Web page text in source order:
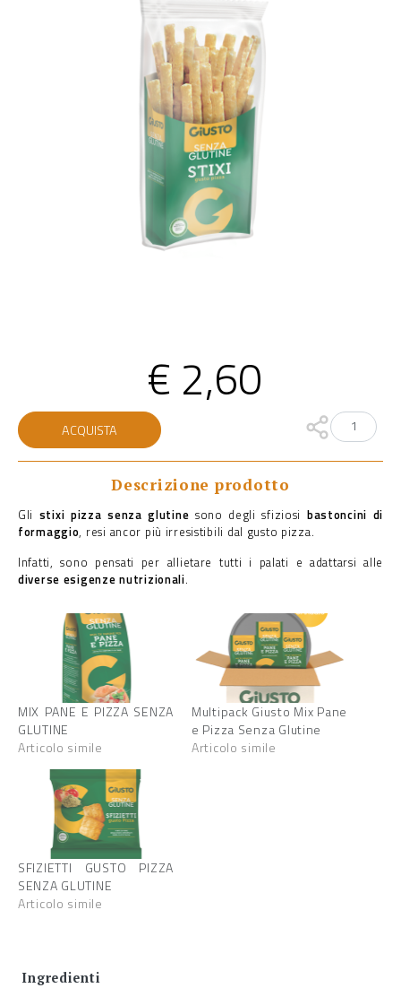
€ 2,60
STIXI
PIZZA
SENZA
GLUTINE
ACQUISTA
Descrizione prodotto
Gli stixi pizza senza glutine sono degli sfiziosi bastoncini di
formaggio, resi ancor più irresistibili dal gusto pizza.
Infatti, sono pensati per allietare tutti i palati e adattarsi alle
diverse esigenze nutrizionali.
MIX PANE E PIZZA SENZA
GLUTINE
Articolo simile
Multipack Giusto Mix Pane
e Pizza Senza Glutine
Articolo simile
SFIZIETTI GUSTO PIZZA
SENZA GLUTINE
Articolo simile
Ingredienti